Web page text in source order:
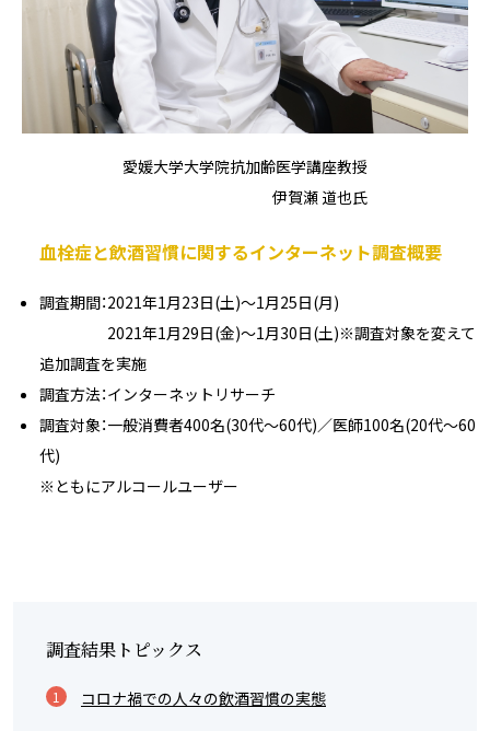
愛媛大学大学院抗加齢医学講座教授
伊賀瀬 道也氏
血栓症と飲酒習慣に関するインターネット調査概要
調査期間：2021年1月23日(土)～1月25日(月)
2021年1月29日(金)～1月30日(土)※調査対象を変えて
追加調査を実施
調査方法：インターネットリサーチ
調査対象：一般消費者400名(30代～60代)／医師100名(20代～60
代)
※ともにアルコールユーザー
調査結果トピックス
コロナ禍での人々の飲酒習慣の実態